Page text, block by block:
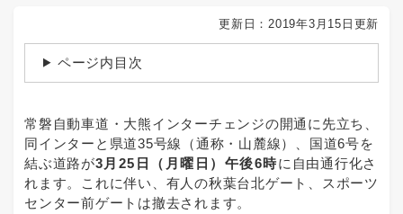
更新日：2019年3月15日更新
ページ内目次
常磐自動車道・大熊インターチェンジの開通に先立ち、
同インターと県道35号線（通称・山麓線）、国道6号を
結ぶ道路が3月25日（月曜日）午後6時に自由通行化さ
れます。これに伴い、有人の秋葉台北ゲート、スポーツ
センター前ゲートは撤去されます。